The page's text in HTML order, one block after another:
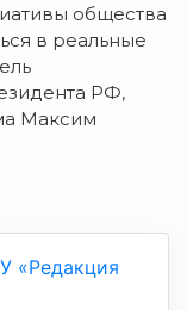
общества
в реальные
РФ,
Максим